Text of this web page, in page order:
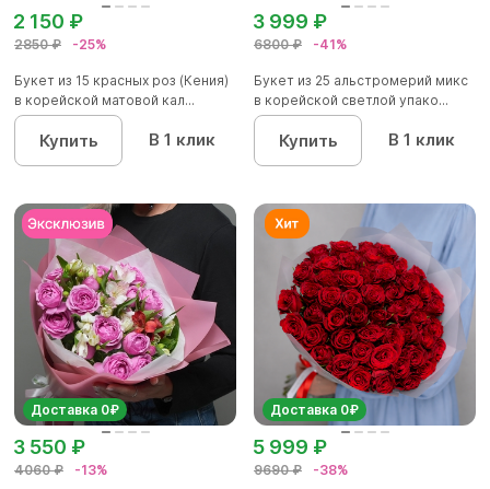
2850 ₽ -25%
2 150 ₽
Букет из 15 красных роз (Кения)
в корейской матовой кал...
Купить В 1 клик
6800 ₽ -41%
3 999 ₽
Букет из 25 альстромерий микс
в корейской светлой упако...
Купить В 1 клик
Доставка 0₽
4060 ₽ -13%
3 550 ₽
Доставка 0₽
9690 ₽ -38%
5 999 ₽